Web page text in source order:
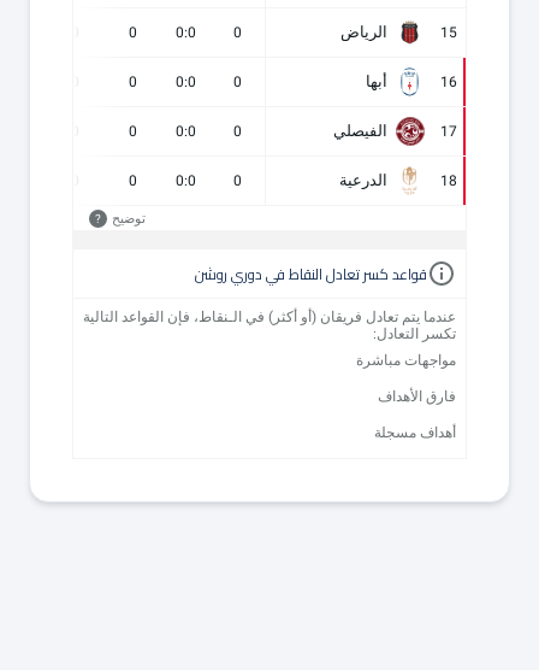
15 الرياض 0
0:0
0
16 أبها 0
0:0
0
17 الفيصلي 0
0:0
0
18 الدرعية 0
0:0
0
توضيح ?
قواعد كسر تعادل النقاط في دوري روشن
عندما يتم تعادل فريقان (أو أكثر) في الـنقاط، فإن القواعد التالية
تكسر التعادل:
مواجهات مباشرة
فارق الأهداف
أهداف مسجلة